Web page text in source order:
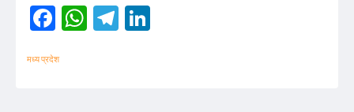
Facebook
WhatsApp
Telegram
मध्य प्रदेश